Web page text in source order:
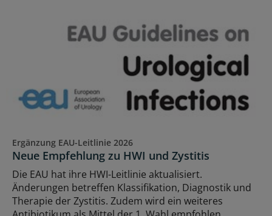
Ergänzung EAU-Leitlinie 2026
Neue Empfehlung zu HWI und Zystitis
Die EAU hat ihre HWI-Leitlinie aktualisiert.
Änderungen betreffen Klassifikation, Diagnostik und
Therapie der Zystitis. Zudem wird ein weiteres